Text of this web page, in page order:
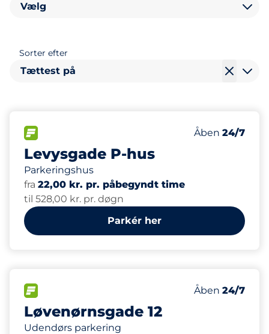
Vælg
Sorter efter
Tættest på
Levysgade P-hus
Parkeringshus
Antal
Antal pladser
223
Lørdag
Åben 24/7
fra 22,00 kr. pr. påbegyndt time
til 528,00 kr. pr. døgn
Parkér her
Løvenørnsgade 12
Udendørs parkering
Antal
Antal pladser
50
Lørdag
Åben 24/7